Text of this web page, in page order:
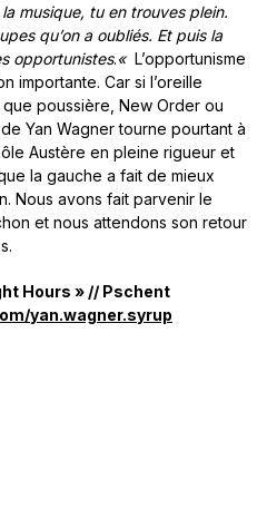
musique, tu en trouves plein.
qu’on a oubliés. Et puis la
opportunistes.« L’opportunisme
importante. Car si l’oreille
poussière, New Order ou
Yan Wagner tourne pourtant à
Austère en pleine rigueur et
la gauche a fait de mieux
Nous avons fait parvenir le
et nous attendons son retour
Hours » // Pschent
yan.wagner.syrup